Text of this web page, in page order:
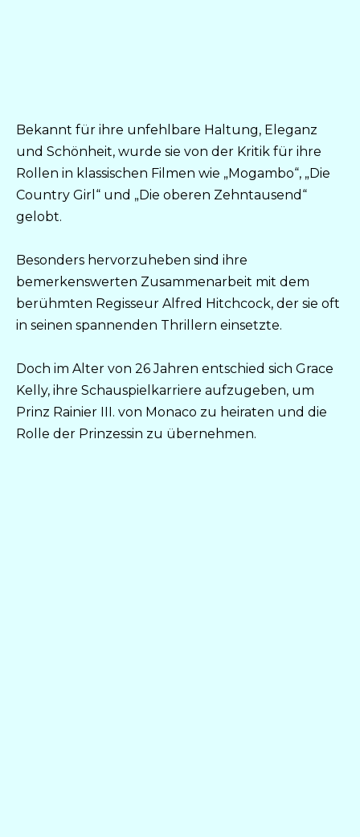
Bekannt für ihre unfehlbare Haltung, Eleganz
und Schönheit, wurde sie von der Kritik für ihre
Rollen in klassischen Filmen wie „Mogambo“, „Die
Country Girl“ und „Die oberen Zehntausend“
gelobt.
Besonders hervorzuheben sind ihre
bemerkenswerten Zusammenarbeit mit dem
berühmten Regisseur Alfred Hitchcock, der sie oft
in seinen spannenden Thrillern einsetzte.
Doch im Alter von 26 Jahren entschied sich Grace
Kelly, ihre Schauspielkarriere aufzugeben, um
Prinz Rainier III. von Monaco zu heiraten und die
Rolle der Prinzessin zu übernehmen.